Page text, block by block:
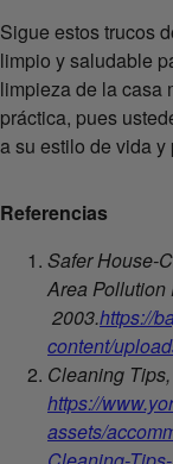
Sigue estos trucos
limpio y saludable
limpieza de la casa
práctica, pues
a su estilo de vida
Referencias
Safer House-
Area Pollution
2003.https://
content/
Cleaning
https://
assets/